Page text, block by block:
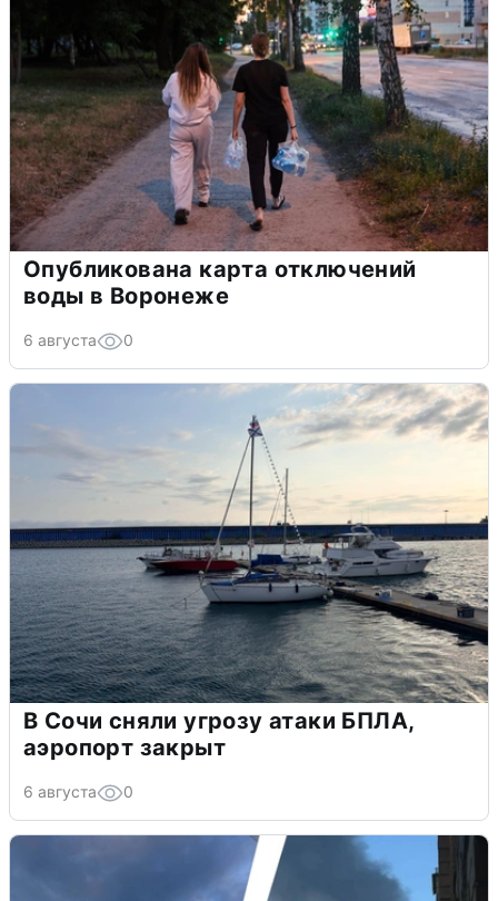
Опубликована карта отключений
воды в Воронеже
6 августа 0
В Сочи сняли угрозу атаки БПЛА,
аэропорт закрыт
6 августа 0